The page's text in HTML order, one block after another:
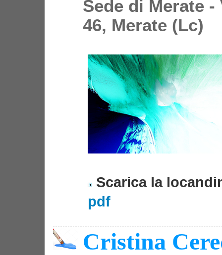
Sede di Merate
46, Merate (Lc)
Scarica la
pdf
Cristina